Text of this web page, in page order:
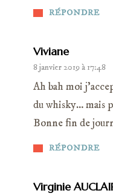
RÉPONDRE
Viviane
8 janvier 2019 à 17:48
RÉPONDRE
Ah bah moi
du whisky… mais
Bonne fin de
Virginie